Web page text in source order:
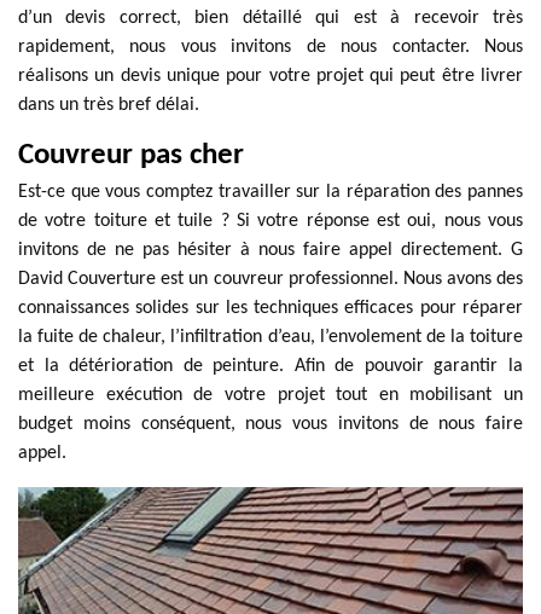
d’un devis correct, bien détaillé qui est à recevoir très
rapidement, nous vous invitons de nous contacter. Nous
réalisons un devis unique pour votre projet qui peut être livrer
dans un très bref délai.
Couvreur pas cher
Est-ce que vous comptez travailler sur la réparation des pannes
de votre toiture et tuile ? Si votre réponse est oui, nous vous
invitons de ne pas hésiter à nous faire appel directement. G
David Couverture est un couvreur professionnel. Nous avons des
connaissances solides sur les techniques efficaces pour réparer
la fuite de chaleur, l’infiltration d’eau, l’envolement de la toiture
et la détérioration de peinture. Afin de pouvoir garantir la
meilleure exécution de votre projet tout en mobilisant un
budget moins conséquent, nous vous invitons de nous faire
appel.